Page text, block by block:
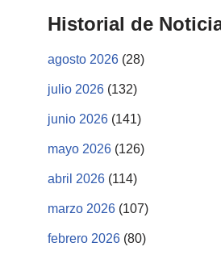
Historial de
agosto 2026 (28)
julio 2026 (132)
junio 2026 (141)
mayo 2026 (126)
abril 2026 (114)
marzo 2026 (107)
febrero 2026 (80)